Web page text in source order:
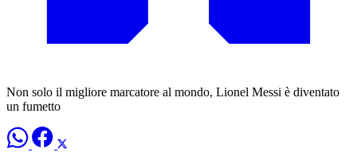
Non solo il migliore marcatore al mondo, Lionel Messi è diventato
un fumetto